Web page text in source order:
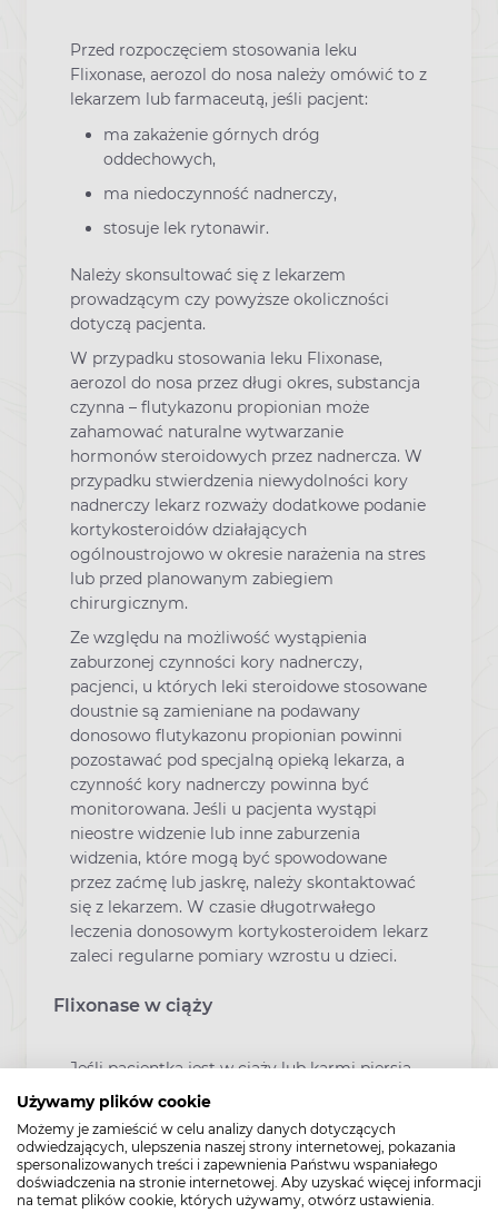
Używamy plików cookie
Możemy je zamieścić w celu analizy danych dotyczących
odwiedzających, ulepszenia naszej strony internetowej, pokazania
spersonalizowanych treści i zapewnienia Państwu wspaniałego
doświadczenia na stronie internetowej. Aby uzyskać więcej informacji
na temat plików cookie, których używamy, otwórz ustawienia.
Przed rozpoczęciem stosowania leku
Flixonase, aerozol do nosa należy omówić to z
lekarzem lub farmaceutą, jeśli pacjent:
ma zakażenie górnych dróg
oddechowych,
ma niedoczynność nadnerczy,
stosuje lek rytonawir.
Należy skonsultować się z lekarzem
prowadzącym czy powyższe okoliczności
dotyczą pacjenta.
W przypadku stosowania leku Flixonase,
aerozol do nosa przez długi okres, substancja
czynna – flutykazonu propionian może
zahamować naturalne wytwarzanie
hormonów steroidowych przez nadnercza. W
przypadku stwierdzenia niewydolności kory
nadnerczy lekarz rozważy dodatkowe podanie
kortykosteroidów działających
ogólnoustrojowo w okresie narażenia na stres
lub przed planowanym zabiegiem
chirurgicznym.
Ze względu na możliwość wystąpienia
zaburzonej czynności kory nadnerczy,
pacjenci, u których leki steroidowe stosowane
doustnie są zamieniane na podawany
donosowo flutykazonu propionian powinni
pozostawać pod specjalną opieką lekarza, a
czynność kory nadnerczy powinna być
monitorowana. Jeśli u pacjenta wystąpi
nieostre widzenie lub inne zaburzenia
widzenia, które mogą być spowodowane
przez zaćmę lub jaskrę, należy skontaktować
się z lekarzem. W czasie długotrwałego
leczenia donosowym kortykosteroidem lekarz
zaleci regularne pomiary wzrostu u dzieci.
Flixonase w ciąży
Jeśli pacjentka jest w ciąży lub karmi piersią,
przypuszcza że może być w ciąży lub gdy
planuje mieć dziecko, powinna poradzić się
lekarza przed zastosowaniem tego leku.
Lekarz rozważy korzyści i zagrożenia dla
pacjentki i dla dziecka, wynikające ze